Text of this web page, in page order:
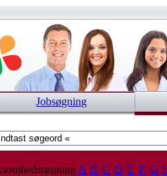
Jobsøgning
A B C D E F G